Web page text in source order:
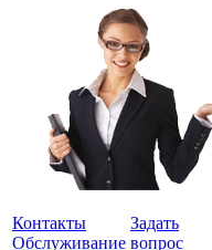
Контакты
Обслуживание
Задать
вопрос